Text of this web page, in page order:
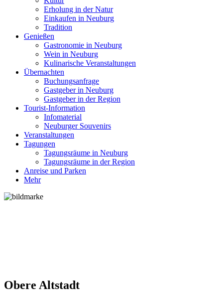
Erholung in der Natur
Einkaufen in Neuburg
Tradition
Genießen
Gastronomie in Neuburg
Wein in Neuburg
Kulinarische Veranstaltungen
Übernachten
Buchungsanfrage
Gastgeber in Neuburg
Gastgeber in der Region
Tourist-Information
Infomaterial
Neuburger Souvenirs
Veranstaltungen
Tagungen
Tagungsräume in Neuburg
Tagungsräume in der Region
Anreise und Parken
Mehr
Obere Altstadt